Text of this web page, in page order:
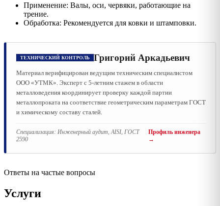
Применение: Валы, оси, червяки, работающие на
трение.
Обработка: Рекомендуется для ковки и штамповки.
ТЕХНИЧЕСКИЙ КОНТРОЛЬ Григорий Аркадьевич
Материал верифицирован ведущим техническим специалистом
ООО «УТМК». Эксперт с 5-летним стажем в области
металловедения координирует проверку каждой партии
металлопроката на соответствие геометрическим параметрам ГОСТ
и химическому составу сталей.
Специализация: Инженерный аудит, AISI, ГОСТ
2590
Профиль инженера
→
Ответы на частые вопросы
Услуги